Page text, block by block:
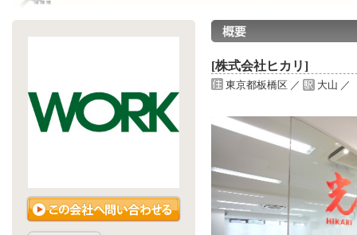
[株式会社ヒカリ]
東京都板橋区 ／ 大山 ／